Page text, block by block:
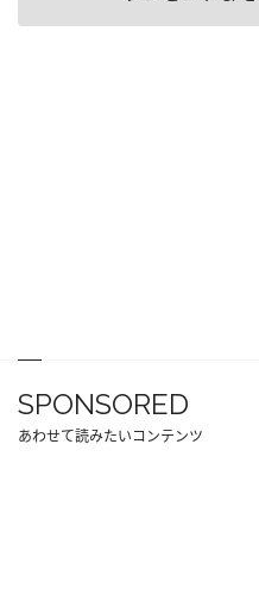
SPONSORED
あわせて読みたいコンテンツ